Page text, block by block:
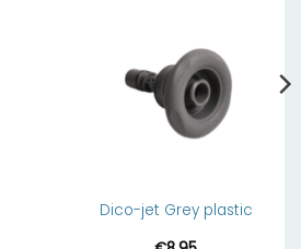
Dico-jet Grey plastic